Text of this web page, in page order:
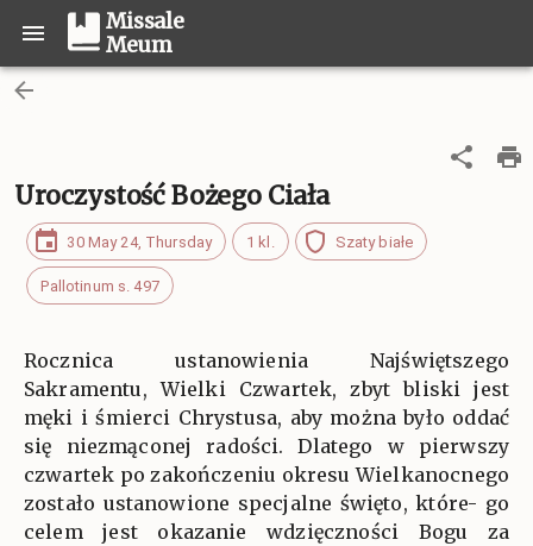
Missale
Meum
Uroczystość Bożego Ciała
30 May 24, Thursday 1 kl. Szaty białe
Pallotinum s. 497
Rocznica ustanowienia Najświętszego
Sakramentu, Wielki Czwartek, zbyt bliski jest
męki i śmierci Chrystusa, aby można było oddać
się niezmąconej radości. Dlatego w pierwszy
czwartek po zakończeniu okresu Wielkanocnego
zostało ustanowione specjalne święto, które- go
celem jest okazanie wdzięczności Bogu za